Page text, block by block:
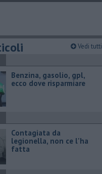
Vedi tutti
​Benzina, gasolio, gpl,
ecco dove risparmiare
Contagiata da
legionella, non ce l'ha
fatta